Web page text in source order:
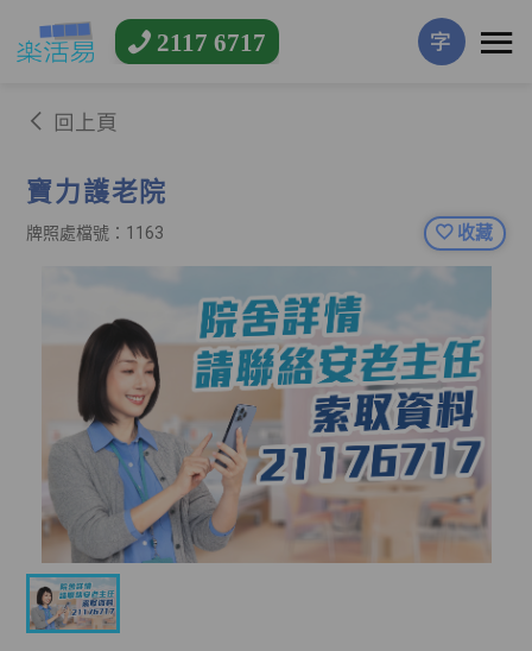
2117 6717 字
回上頁
寶力護老院
牌照處檔號：1163 收藏